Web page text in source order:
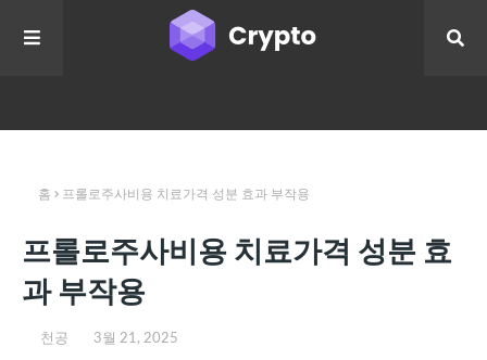
홈 프롤로주사비용 치료가격 성분 효과 부작용
프롤로주사비용 치료가격 성분 효
과 부작용
천공 3월 21, 2025